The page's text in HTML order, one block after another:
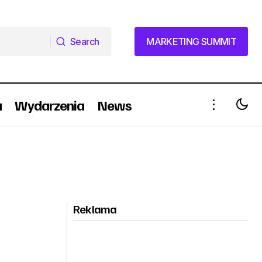
Search
MARKETING SUMMIT
MARKETING SUMMIT
Wydarzenia News
Reklama